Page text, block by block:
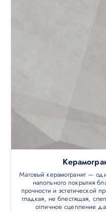
Матовый керамогранит —
напольного покрытия
прочности и эстетической
гладкая, не блестящая,
отличное сцепление